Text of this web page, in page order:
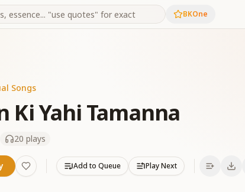
BKOne
Songs
Ki Yahi Tamanna
20 plays
Add to Queue Play Next